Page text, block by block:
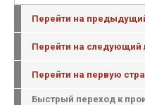
Перейти на
Перейти на следующий
Перейти на первую
Быстрый переход к